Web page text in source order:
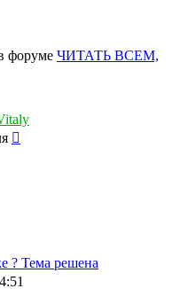
форуме ЧИТАТЬ ВСЕМ,
? Тема решена